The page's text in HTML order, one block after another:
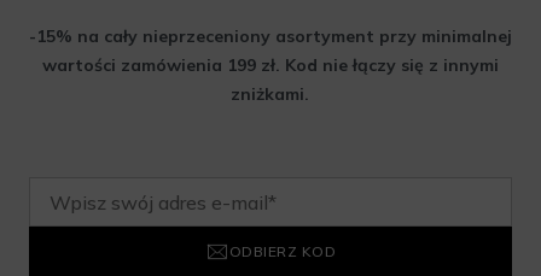
-15% na cały nieprzeceniony asortyment przy minimalnej
wartości zamówienia 199 zł. Kod nie łączy się z innymi
zniżkami.
ODBIERZ KOD